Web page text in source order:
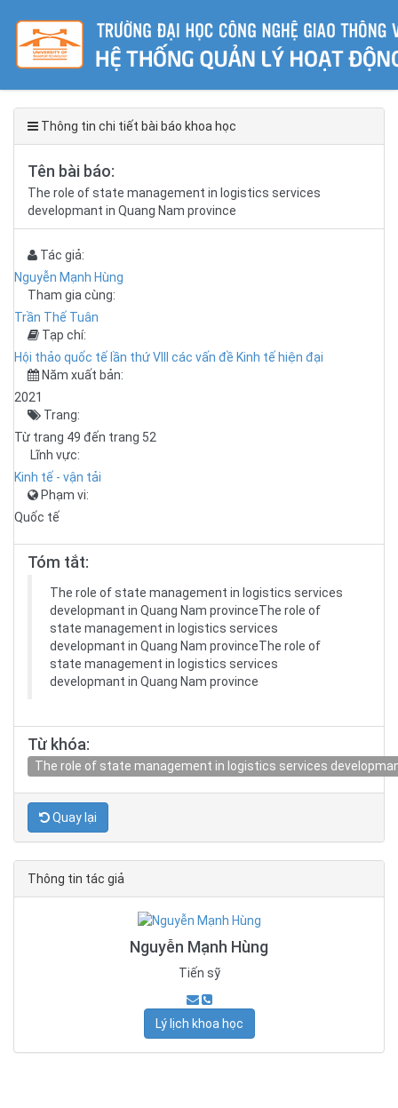
Thông tin chi tiết bài báo khoa học
Tên bài báo:
The role of state management in logistics services
developmant in Quang Nam province
Tác giả:
Nguyễn Mạnh Hùng
Tham gia cùng:
Trần Thế Tuân
Tạp chí:
Hội thảo quốc tế lần thứ VIII các vấn đề Kinh tế hiện đại
Năm xuất bản:
2021
Trang:
Từ trang 49 đến trang 52
Lĩnh vực:
Kinh tế - vận tải
Phạm vi:
Quốc tế
Tóm tắt:
The role of state management in logistics services
developmant in Quang Nam provinceThe role of
state management in logistics services
developmant in Quang Nam provinceThe role of
state management in logistics services
developmant in Quang Nam province
Từ khóa:
The role of state management in logistics services
Quay lại
Thông tin tác giả
Nguyễn Mạnh Hùng
Tiến sỹ
Lý lịch khoa học